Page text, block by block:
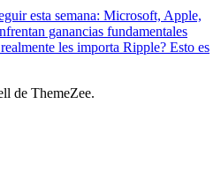
esta semana: Microsoft, Apple,
ganancias fundamentales
les importa Ripple? Esto es
de ThemeZee.